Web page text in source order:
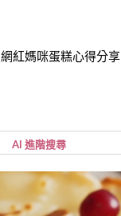
網紅媽咪蛋糕心得分享